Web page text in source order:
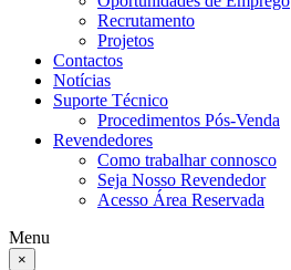
Recrutamento
Projetos
Contactos
Notícias
Suporte Técnico
Procedimentos Pós-Venda
Revendedores
Como trabalhar connosco
Seja Nosso Revendedor
Acesso Área Reservada
Menu
×